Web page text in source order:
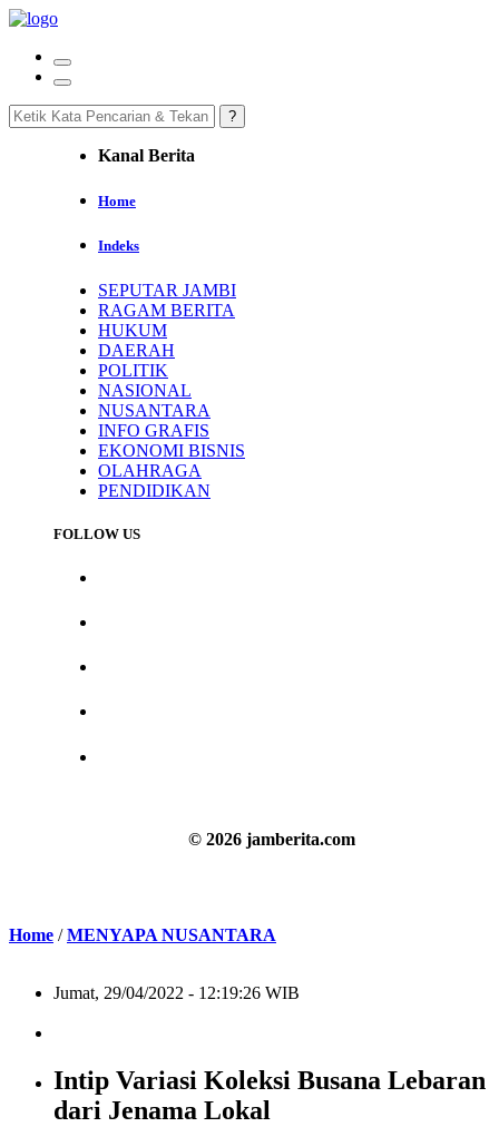
Kanal Berita
Home
Indeks
SEPUTAR JAMBI
RAGAM BERITA
HUKUM
DAERAH
POLITIK
NASIONAL
NUSANTARA
INFO GRAFIS
EKONOMI BISNIS
OLAHRAGA
PENDIDIKAN
FOLLOW US
© 2026 jamberita.com
Home /MENYAPA NUSANTARA
Jumat, 29/04/2022 - 12:19:26 WIB
Intip Variasi Koleksi Busana Lebaran
dari Jenama Lokal